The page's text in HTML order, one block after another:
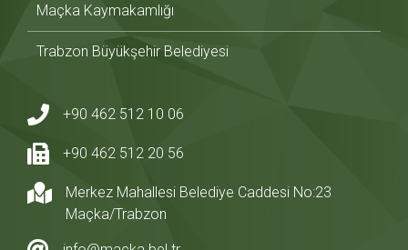
Maçka Kaymakamlığı
Trabzon Büyükşehir Belediyesi
+90 462 512 10 06
+90 462 512 20 56
Merkez Mahallesi Belediye Caddesi No:23
Maçka/Trabzon